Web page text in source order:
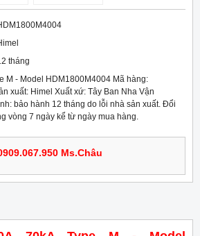
tháng
M - Model HDM1800M4004 Mã hàng:
xuất: Himel Xuất xứ: Tây Ban Nha Vận
bảo hành 12 tháng do lỗi nhà sản xuất. Đổi
vòng 7 ngày kể từ ngày mua hàng.
Ms.Châu